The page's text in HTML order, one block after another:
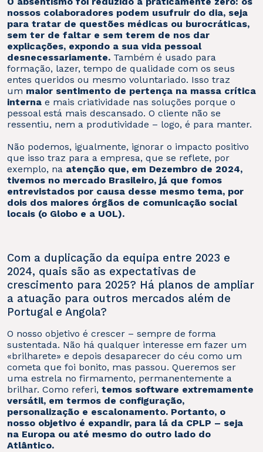
nossos colaboradores podem usufruir do dia, seja
para tratar de questões médicas ou burocráticas,
sem ter de faltar e sem terem de nos dar
explicações, expondo a sua vida pessoal
desnecessariamente.Também é usado para
formação, lazer, tempo de qualidade com os seus
entes queridos ou mesmo voluntariado. Isso traz
um maior sentimento de pertença na massa crítica
interna e mais criatividade nas soluções porque o
pessoal está mais descansado. O cliente não se
ressentiu, nem a produtividade – logo, é para manter.
Não podemos, igualmente, ignorar o impacto positivo
que isso traz para a empresa, que se reflete, por
exemplo, naatenção que, em Dezembro de 2024,
tivemos no mercado Brasileiro, já que fomos
entrevistados por causa desse mesmo tema, por
dois dos maiores órgãos de comunicação social
locais (o Globo e a UOL).
Com a duplicação da equipa entre 2023 e
2024, quais são as expectativas de
crescimento para 2025? Há planos de ampliar
a atuação para outros mercados além de
Portugal e Angola?
O nosso objetivo é crescer – sempre de forma
sustentada. Não há qualquer interesse em fazer um
«brilharete» e depois desaparecer do céu como um
cometa que foi bonito, mas passou. Queremos ser
uma estrela no firmamento, permanentemente a
brilhar. Como referi, temos software extremamente
versátil, em termos de configuração,
personalização e escalonamento. Portanto, o
nosso objetivo é expandir, para lá da CPLP – seja
na Europa ou até mesmo do outro lado do
Atlântico.